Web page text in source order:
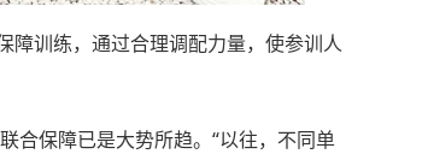
障训练，通过合理调配力量，使参训人
合保障已是大势所趋。“以往，不同单